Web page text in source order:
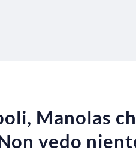
Manolas
vedo